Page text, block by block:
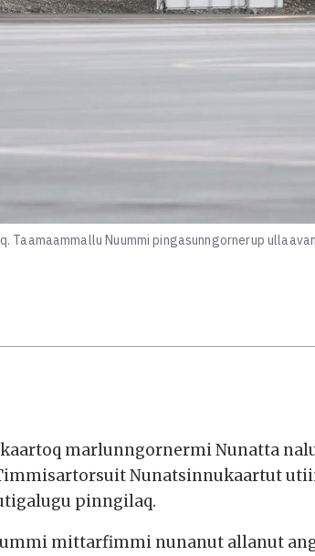
Nuummi pingasunngornerup
marlunngornermi Nunatta
Nunatsinnukaartut
pinngilaq.
mittarfimmi nunanut allanut